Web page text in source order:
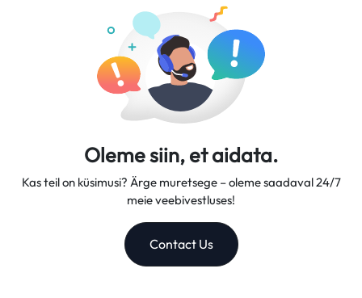
Oleme siin, et aidata.
Kas teil on küsimusi? Ärge muretsege – oleme saadaval 24/7
meie veebivestluses!
Contact Us